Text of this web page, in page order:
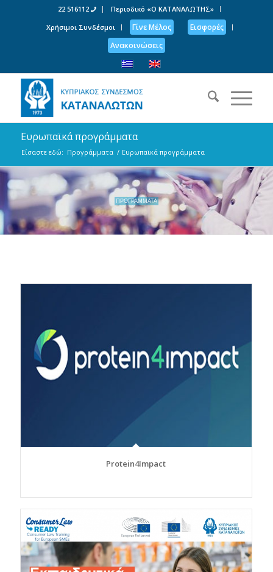
22 516112
Περιοδικό «Ο ΚΑΤΑΝΑΛΩΤΗΣ»
Χρήσιμοι Συνδέσμοι
Γίνε Μέλος
Εισφορές
Ανακοινώσεις
Ευρωπαϊκά προγράμματα
Είσαστε εδώ: Προγράμματα / Ευρωπαϊκά προγράμματα
ΠΡΟΓΡΑΜΜΑΤΑ
Protein4Impact